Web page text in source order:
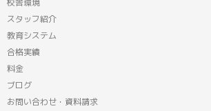
スタッフ紹介
教育システム
合格実績
料金
ブログ
お問い合わせ・資料請求